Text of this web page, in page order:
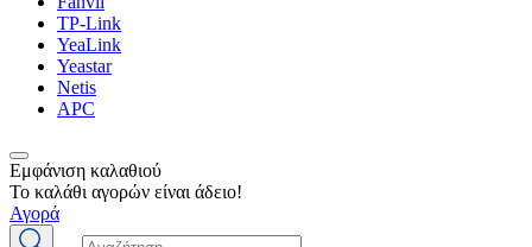
TP-Link
YeaLink
Yeastar
Netis
APC
Εμφάνιση καλαθιού
Το καλάθι αγορών είναι άδειο!
Αγορά